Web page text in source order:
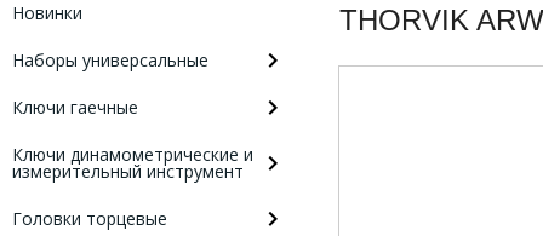
Новинки
Наборы универсальные
Ключи гаечные
Ключи динамометрические и
измерительный инструмент
Головки торцевые
THORVIK